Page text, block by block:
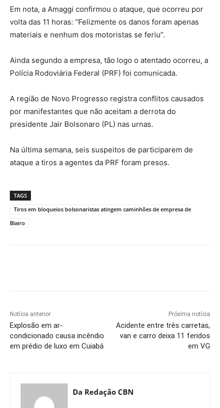
Em nota, a Amaggi confirmou o ataque, que ocorreu por
volta das 11 horas: “Felizmente os danos foram apenas
materiais e nenhum dos motoristas se feriu”.
Ainda segundo a empresa, tão logo o atentado ocorreu, a
Polícia Rodoviária Federal (PRF) foi comunicada.
A região de Novo Progresso registra conflitos causados
por manifestantes que não aceitam a derrota do
presidente Jair Bolsonaro (PL) nas urnas.
Na última semana, seis suspeitos de participarem de
ataque a tiros a agentes da PRF foram presos.
TAGS
Tiros em bloqueios bolsonaristas atingem caminhões de empresa de
Blairo
Notícia anterior
Explosão em ar-
condicionado causa incêndio
em prédio de luxo em Cuiabá
Próxima notícia
Acidente entre três carretas,
van e carro deixa 11 feridos
em VG
Da Redação CBN